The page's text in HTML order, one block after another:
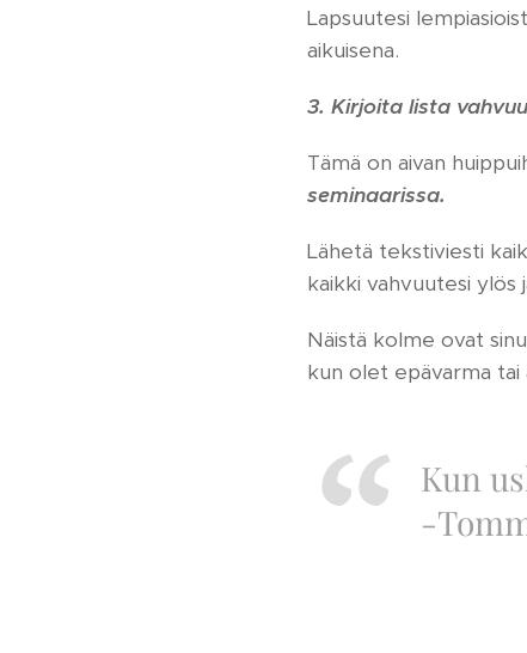
Lapsuutesi
aikuisena.
3. Kirjoita lista
Tämä on aivan
seminaarissa.
Lähetä tekstiviesti
kaikki vahvuutesi
Näistä kolme ovat
kun olet epävarma tai
Kun
-